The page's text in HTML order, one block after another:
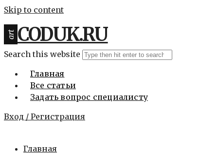
Skip to content
art CODUK.RU
Search this website
Главная
Все статьи
Задать вопрос специалисту
Вход / Регистрация
Главная